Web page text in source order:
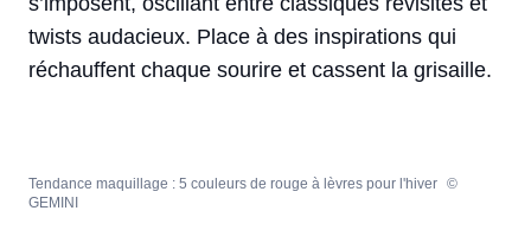
twists audacieux. Place à des inspirations qui
réchauffent chaque sourire et cassent la grisaille.
Tendance maquillage : 5 couleurs de rouge à lèvres pour l'hiver ©
GEMINI